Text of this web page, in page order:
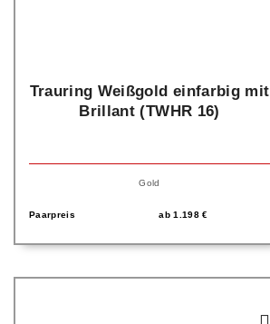
Trauring Weißgold einfarbig mit
Brillant (TWHR 16)
Gold
Paarpreis ab1.198€